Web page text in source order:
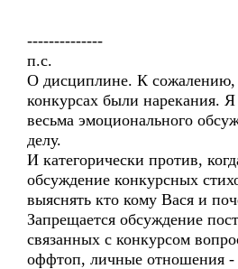
--------------
п.с.
О дисциплине. К
конкурсах были нарекания.
весьма эмоционального
делу.
И категорически против,
обсуждение конкурсных
выяснять кто кому Вася и
Запрещается обсуждение
связанных с конкурсом
оффтоп, личные отношения -